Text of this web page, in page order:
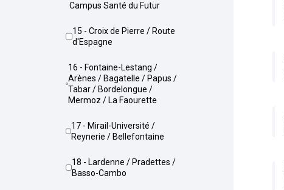
Campus Santé du Futur
15 - Croix de Pierre / Route
d'Espagne
16 - Fontaine-Lestang /
Arènes / Bagatelle / Papus /
Tabar / Bordelongue /
Mermoz / La Faourette
17 - Mirail-Université /
Reynerie / Bellefontaine
18 - Lardenne / Pradettes /
Basso-Cambo